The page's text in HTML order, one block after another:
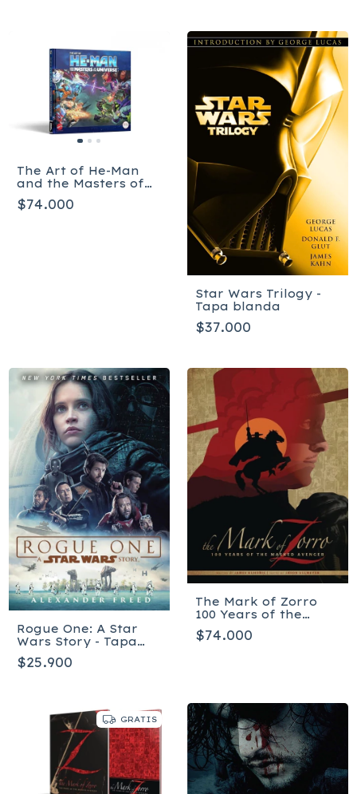
The Art of He-Man
and the Masters of
the Universe
$74.000
Star Wars Trilogy -
Tapa blanda
$37.000
Rogue One: A Star
Wars Story - Tapa
blanda
$25.900
The Mark of Zorro
100 Years of the
Masked Avenger HC
Art Book - Tapa dura
$74.000
GRATIS